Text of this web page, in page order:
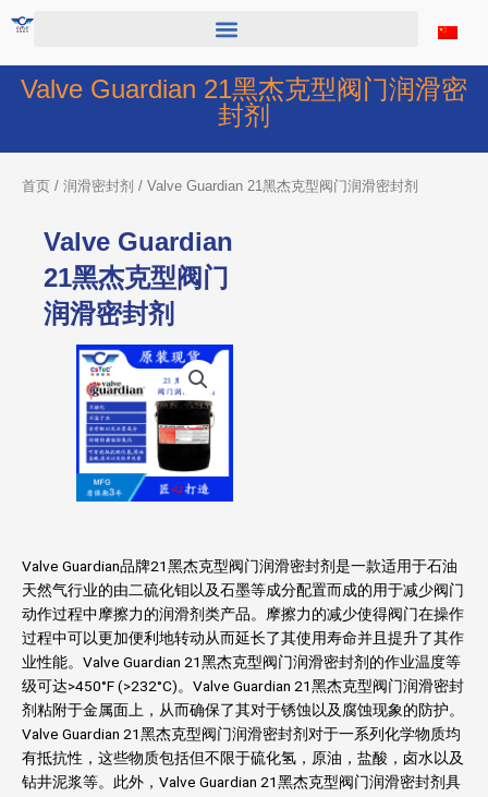
Valve Guardian 21黑杰克型阀门润滑密
封剂
首页 / 润滑密封剂 / Valve Guardian 21黑杰克型阀门润滑密封剂
Valve Guardian
21黑杰克型阀门
润滑密封剂
Valve Guardian品牌21黑杰克型阀门润滑密封剂是一款适用于石油
天然气行业的由二硫化钼以及石墨等成分配置而成的用于减少阀门
动作过程中摩擦力的润滑剂类产品。摩擦力的减少使得阀门在操作
过程中可以更加便利地转动从而延长了其使用寿命并且提升了其作
业性能。Valve Guardian 21黑杰克型阀门润滑密封剂的作业温度等
级可达>450°F (>232°C)。Valve Guardian 21黑杰克型阀门润滑密封
剂粘附于金属面上，从而确保了其对于锈蚀以及腐蚀现象的防护。
Valve Guardian 21黑杰克型阀门润滑密封剂对于一系列化学物质均
有抵抗性，这些物质包括但不限于硫化氢，原油，盐酸，卤水以及
钻井泥浆等。此外，Valve Guardian 21黑杰克型阀门润滑密封剂具